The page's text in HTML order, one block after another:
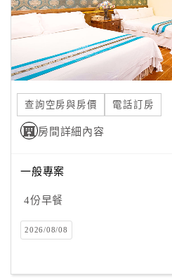
線
客
紅
利
查
訂
房
Q&A
查詢空房與房價 電話訂房
房間詳細內容
一般專案
4份早餐
2026/08/08